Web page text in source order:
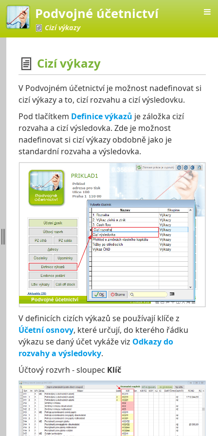
Podvojné účetnictví
Cizí výkazy
Cizí výkazy
V Podvojném účetnictví je možnost nadefinovat si
cizí výkazy a to, cizí rozvahu a cizí výsledovku.
Pod tlačítkem Definice výkazů je záložka cizí
rozvaha a cizí výsledovka. Zde je možnost
nadefinovat si cizí výkazy obdobně jako je
standardní rozvaha a výsledovka.
V definicích cizích výkazů se používají klíče z
Účetní osnovy, které určují, do kterého řádku
výkazu se daný účet vykáže viz Odkazy do
rozvahy a výsledovky.
Účtový rozvrh - sloupec Klíč